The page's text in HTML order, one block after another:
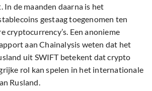
In de maanden daarna is het
gestaag toegenomen ten
cryptocurrency’s. Een anonieme
aan Chainalysis weten dat het
uit SWIFT betekent dat crypto
rol kan spelen in het internationale
Rusland.